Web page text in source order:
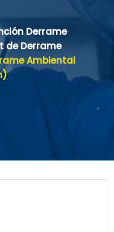
Derrame
de Derrame
Ambiental